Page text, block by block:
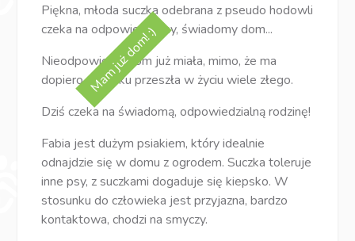
Mam już dom! :)
Piękna, młoda suczka odebrana z pseudo hodowli
czeka na odpowiedzialny, świadomy dom...
Nieodpowiedni dom już miała, mimo, że ma
dopiero 1,5 roku przeszła w życiu wiele złego.
Dziś czeka na świadomą, odpowiedzialną rodzinę!
Fabia jest dużym psiakiem, który idealnie
odnajdzie się w domu z ogrodem. Suczka toleruje
inne psy, z suczkami dogaduje się kiepsko. W
stosunku do człowieka jest przyjazna, bardzo
kontaktowa, chodzi na smyczy.